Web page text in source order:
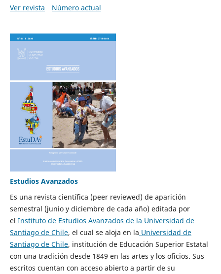
Ver revista
Número actual
Estudios Avanzados
Es una revista científica (peer reviewed) de aparición
semestral (junio y diciembre de cada año) editada por
el Instituto de Estudios Avanzados de la Universidad de
Santiago de Chile, el cual se aloja en la Universidad de
Santiago de Chile, institución de Educación Superior Estatal
con una tradición desde 1849 en las artes y los oficios. Sus
escritos cuentan con acceso abierto a partir de su